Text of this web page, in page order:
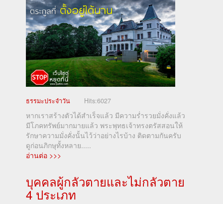
ธรรมะประจำวัน Hits:6027
หากเราสร้างตัวได้สำเร็จแล้ว มีความร่ำรวยมั่งคั่งแล้ว
มีโภคทรัพย์มากมายแล้ว พระพุทธเจ้าทรงตรัสสอนให้
รักษาความมั่งคั่งนั้นไว้ว่าอย่างไรบ้าง ติดตามกันครับ
ดูก่อนภิกษุทั้งหลาย.....
อ่านต่อ >>>
บุคคลผู้กลัวตายและไม่กลัวตาย
4 ประเภท